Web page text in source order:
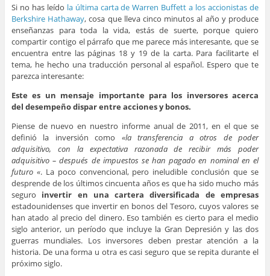
Si no has leído la última carta de Warren Buffett a los accionistas de
Berkshire Hathaway, cosa que lleva cinco minutos al año y produce
enseñanzas para toda la vida, estás de suerte, porque quiero
compartir contigo el párrafo que me parece más interesante, que se
encuentra entre las páginas 18 y 19 de la carta. Para facilitarte el
tema, he hecho una traducción personal al español. Espero que te
parezca interesante:
Este es un mensaje importante para los inversores acerca
del desempeño dispar entre acciones y bonos.
Piense de nuevo en nuestro informe anual de 2011, en el que se
definió la inversión como «la transferencia a otros de poder
adquisitivo, con la expectativa razonada de recibir más poder
adquisitivo – después de impuestos se han pagado en nominal en el
futuro «. La poco convencional, pero ineludible conclusión que se
desprende de los últimos cincuenta años es que ha sido mucho más
seguro invertir en una cartera diversificada de empresas
estadounidenses que invertir en bonos del Tesoro, cuyos valores se
han atado al precio del dinero. Eso también es cierto para el medio
siglo anterior, un período que incluye la Gran Depresión y las dos
guerras mundiales. Los inversores deben prestar atención a la
historia. De una forma u otra es casi seguro que se repita durante el
próximo siglo.